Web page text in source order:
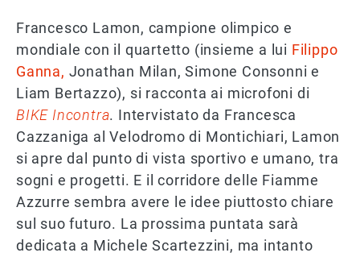
Francesco Lamon, campione olimpico e
mondiale con il quartetto (insieme a lui Filippo
Ganna, Jonathan Milan, Simone Consonni e
Liam Bertazzo), si racconta ai microfoni di
BIKE Incontra. Intervistato da Francesca
Cazzaniga al Velodromo di Montichiari, Lamon
si apre dal punto di vista sportivo e umano, tra
sogni e progetti. E il corridore delle Fiamme
Azzurre sembra avere le idee piuttosto chiare
sul suo futuro. La prossima puntata sarà
dedicata a Michele Scartezzini, ma intanto